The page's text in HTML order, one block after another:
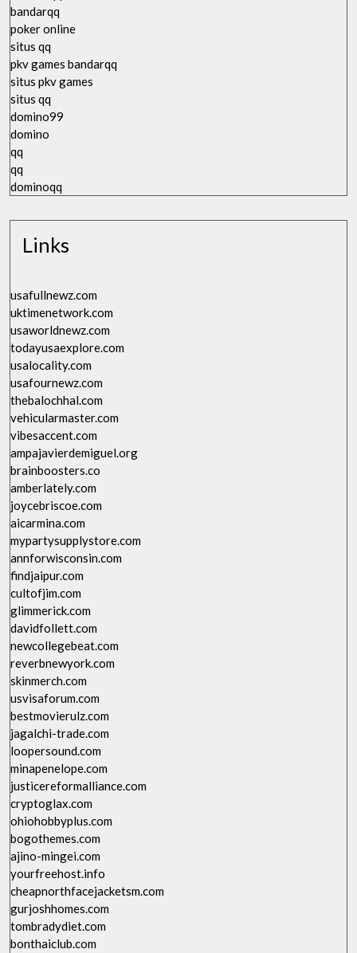
bandarqq
poker online
situs qq
pkv games bandarqq
situs pkv games
situs qq
domino99
domino
qq
qq
dominoqq
Links
usafullnewz.com
uktimenetwork.com
usaworldnewz.com
todayusaexplore.com
usalocality.com
usafournewz.com
thebalochhal.com
vehicularmaster.com
vibesaccent.com
ampajavierdemiguel.org
brainboosters.co
amberlately.com
joycebriscoe.com
aicarmina.com
mypartysupplystore.com
annforwisconsin.com
findjaipur.com
cultofjim.com
glimmerick.com
davidfollett.com
newcollegebeat.com
reverbnewyork.com
skinmerch.com
usvisaforum.com
bestmovierulz.com
jagalchi-trade.com
loopersound.com
minapenelope.com
justicereformalliance.com
cryptoglax.com
ohiohobbyplus.com
bogothemes.com
ajino-mingei.com
yourfreehost.info
cheapnorthfacejacketsm.com
gurjoshhomes.com
tombradydiet.com
bonthaiclub.com